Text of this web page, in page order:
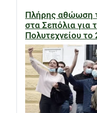
Πλήρης αθώωση
στα Σεπόλια για
Πολυτεχνείου το